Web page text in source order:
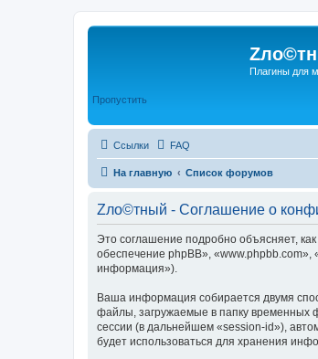
Плагины для
Пропустить
Ссылки FAQ
На главную Список форумов
Zло©тный - Соглашение о
Это соглашение подробно объясняет,
обеспечение phpBB»,
информация»).
Ваша информация собирается двумя
файлы, загружаемые в папку временных
сессии (в дальнейшем «session-id»),
будет использоваться для хранения